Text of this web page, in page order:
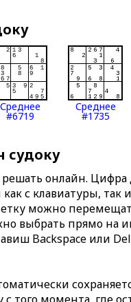
Среднее
#6719
Среднее
#1735
судоку
онлайн.
с клавиатуры, так
можно
выбрать прямо на
Backspace или